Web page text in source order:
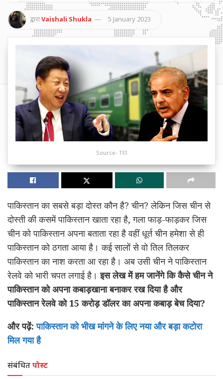
द्वाराVaishali Shukla 5 January 2023
Source- TFI
पाकिस्तान का सबसे बड़ा दोस्त कौन है? चीन? लेकिन जिस चीन से
दोस्ती की कसमें पाकिस्तान खाता रहा है, गला फाड़-फाड़कर जिस
चीन को पाकिस्तान अपना बताता रहा है वहीं धूर्त चीन हमेशा से ही
पाकिस्तान को ठगता आया है। कई सालों से वो तिल तिलकर
पाकिस्तान का नाश करता आ रहा है। अब उसी चीन ने पाकिस्‍तान
रेलवे को भारी चपत लगाई है।इस लेख में हम जानेंगे कि कैसे चीन ने
पाकिस्तान को अपना कबाड़खाना बनाकर रख दिया है और
पाकिस्‍तान रेलवे को 15 करोड़ डॉलर का अपना कबाड़ बेच दिया?
और पढ़ें:पाकिस्तान को भीख मांगने के लिए नया और बड़ा कटोरा
मिल गया है
संबंधितपोस्ट